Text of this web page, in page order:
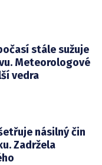
stále sužuje
Meteorologové
vedra
násilný čin
Zadržela